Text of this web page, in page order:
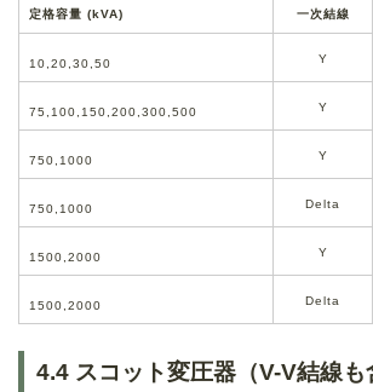
定格容量 (kVA) 一次結線
10 20 30 50 Y
75 100 150 200 300 500 Y
750 1000 Y
750 1000 Delta
1500 2000 Y
1500 2000 Delta
4.4 スコット変圧器（V-V結線も